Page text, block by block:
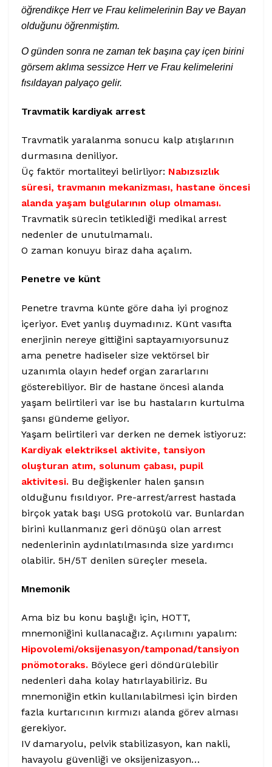
öğrendikçe Herr ve Frau kelimelerinin Bay ve Bayan
olduğunu öğrenmiştim.
O günden sonra ne zaman tek başına çay içen birini
görsem aklıma sessizce Herr ve Frau kelimelerini
fısıldayan palyaço gelir.
Travmatik kardiyak arrest
Travmatik yaralanma sonucu kalp atışlarının
durmasına deniliyor.
Üç faktör mortaliteyi belirliyor: Nabızsızlık
süresi, travmanın mekanizması, hastane öncesi
alanda yaşam bulgularının olup olmaması.
Travmatik sürecin tetiklediği medikal arrest
nedenler de unutulmamalı.
O zaman konuyu biraz daha açalım.
Penetre ve künt
Penetre travma künte göre daha iyi prognoz
içeriyor. Evet yanlış duymadınız. Künt vasıfta
enerjinin nereye gittiğini saptayamıyorsunuz
ama penetre hadiseler size vektörsel bir
uzanımla olayın hedef organ zararlarını
gösterebiliyor. Bir de hastane öncesi alanda
yaşam belirtileri var ise bu hastaların kurtulma
şansı gündeme geliyor.
Yaşam belirtileri var derken ne demek istiyoruz:
Kardiyak elektriksel aktivite, tansiyon
oluşturan atım, solunum çabası, pupil
aktivitesi. Bu değişkenler halen şansın
olduğunu fısıldıyor. Pre-arrest/arrest hastada
birçok yatak başı USG protokolü var. Bunlardan
birini kullanmanız geri dönüşü olan arrest
nedenlerinin aydınlatılmasında size yardımcı
olabilir. 5H/5T denilen süreçler mesela.
Mnemonik
Ama biz bu konu başlığı için, HOTT,
mnemoniğini kullanacağız. Açılımını yapalım:
Hipovolemi/oksijenasyon/tamponad/tansiyon
pnömotoraks. Böylece geri döndürülebilir
nedenleri daha kolay hatırlayabiliriz. Bu
mnemoniğin etkin kullanılabilmesi için birden
fazla kurtarıcının kırmızı alanda görev alması
gerekiyor.
IV damaryolu, pelvik stabilizasyon, kan nakli,
havayolu güvenliği ve oksijenizasyon…